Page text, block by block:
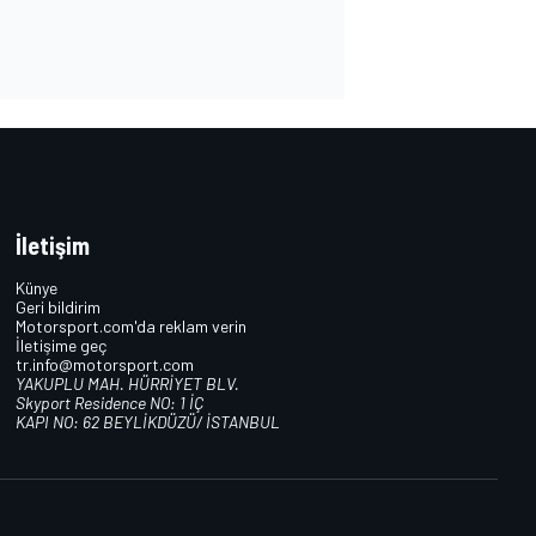
İletişim
Künye
Geri bildirim
Motorsport.com'da reklam verin
İletişime geç
tr.info@motorsport.com
YAKUPLU MAH. HÜRRİYET BLV.
Skyport Residence NO: 1 İÇ
KAPI NO: 62 BEYLİKDÜZÜ/ İSTANBUL